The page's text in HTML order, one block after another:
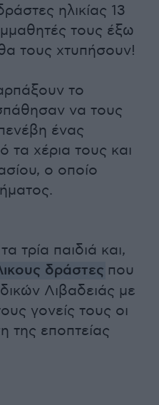
ηλικίας 13
τους έξω
τους χτυπήσουν!
το
να τους
ένας
χέρια τους και
ο οποίο
τρία παιδιά και,
δράστες που
Λιβαδειάς με
γονείς τους οι
της εποπτείας